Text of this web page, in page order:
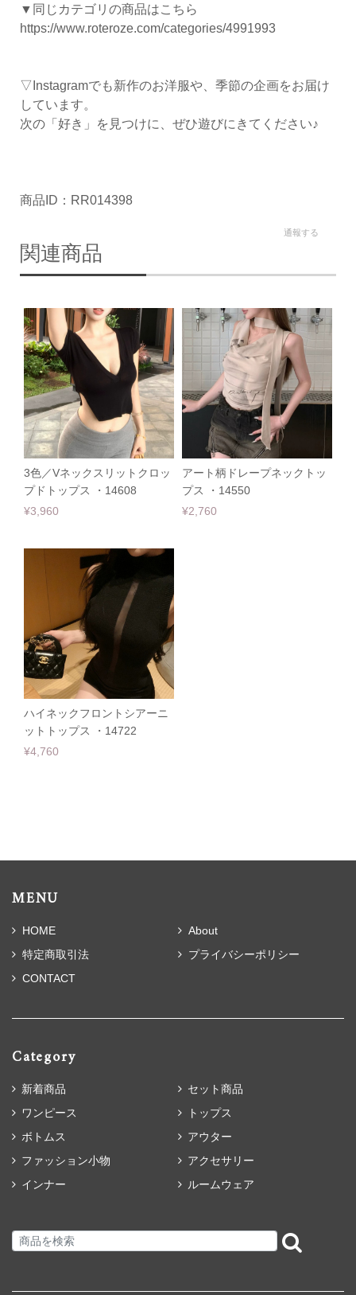
▼同じカテゴリの商品はこちら
https://www.roteroze.com/categories/4991993
▽Instagramでも新作のお洋服や、季節の企画をお届け
しています。
次の「好き」を見つけに、ぜひ遊びにきてください♪
商品ID：RR014398
通報する
関連商品
3色／Vネックスリットクロッ
プドトップス ・14608
¥3,960
アート柄ドレープネックトッ
プス ・14550
¥2,760
ハイネックフロントシアーニ
ットトップス ・14722
¥4,760
MENU
HOME
About
特定商取引法
プライバシーポリシー
CONTACT
Category
新着商品
セット商品
ワンピース
トップス
ボトムス
アウター
ファッション小物
アクセサリー
インナー
ルームウェア